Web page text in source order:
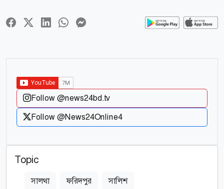
Follow @news24bd.tv
Follow @News24Online4
Topic
সালথা ফরিদপুর সালিশ